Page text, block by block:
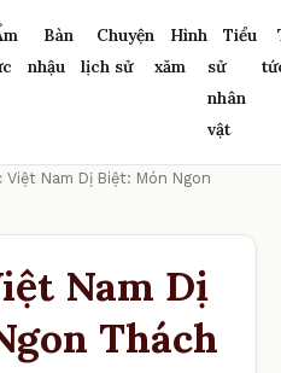
Bàn
nhậu
Chuyện
lịch sử
Hình
xăm
Tiểu
sử
nhân
vật
Việt Nam Dị Biệt: Món Ngon
Nam Dị
Thách